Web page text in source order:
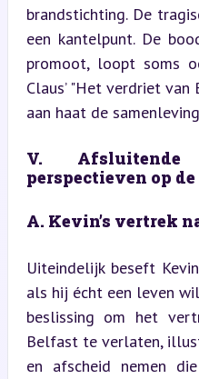
brandstichting. De
een kantelpunt. De
promoot, loopt soms
Claus’ "Het verdriet
aan haat de
V. Afsluitende
perspectieven op
A. Kevin’s vertrek
Uiteindelijk beseft
als hij écht een leven
beslissing om het
Belfast te verlaten,
en afscheid nemen